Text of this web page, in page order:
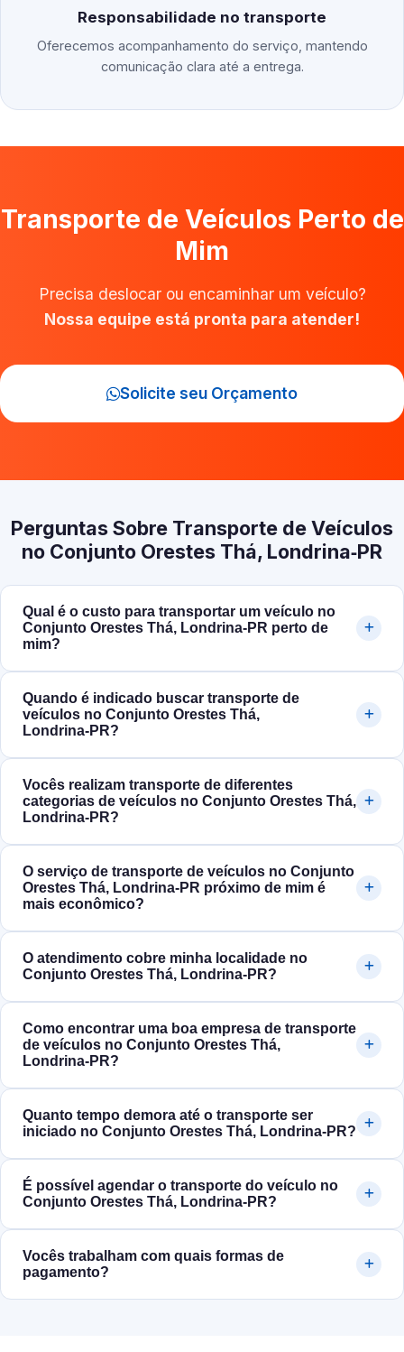
Responsabilidade no transporte
Oferecemos acompanhamento do serviço, mantendo
comunicação clara até a entrega.
Transporte de Veículos Perto de
Mim
Precisa deslocar ou encaminhar um veículo?
Nossa equipe está pronta para atender!
Solicite seu Orçamento
Perguntas Sobre Transporte de Veículos
no Conjunto Orestes Thá, Londrina‑PR
Qual é o custo para transportar um veículo no
Conjunto Orestes Thá, Londrina‑PR perto de
mim?
Quando é indicado buscar transporte de
veículos no Conjunto Orestes Thá,
Londrina‑PR?
Vocês realizam transporte de diferentes
categorias de veículos no Conjunto Orestes Thá,
Londrina‑PR?
O serviço de transporte de veículos no Conjunto
Orestes Thá, Londrina‑PR próximo de mim é
mais econômico?
O atendimento cobre minha localidade no
Conjunto Orestes Thá, Londrina‑PR?
Como encontrar uma boa empresa de transporte
de veículos no Conjunto Orestes Thá,
Londrina‑PR?
Quanto tempo demora até o transporte ser
iniciado no Conjunto Orestes Thá, Londrina‑PR?
É possível agendar o transporte do veículo no
Conjunto Orestes Thá, Londrina‑PR?
Vocês trabalham com quais formas de
pagamento?